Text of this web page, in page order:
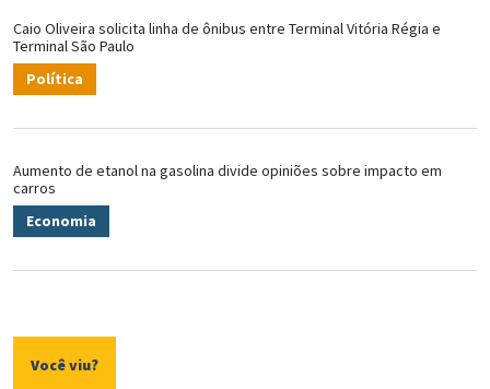
Caio Oliveira solicita linha de ônibus entre Terminal Vitória Régia e
Terminal São Paulo
Política
Aumento de etanol na gasolina divide opiniões sobre impacto em
carros
Economia
Você viu?